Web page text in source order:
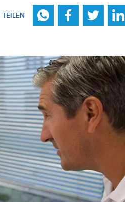
TEILEN